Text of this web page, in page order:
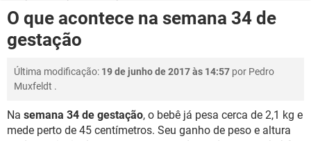
SAÚDE
FAMÍLIA
NUTRIÇÃO
BEM-ESTAR
O que acontece na semana 34 de
gestação
Última modificação: 19 de junho de 2017 às 14:57 por Pedro
Muxfeldt .
Na semana 34 de gestação, o bebê já pesa cerca de 2,1 kg e
mede perto de 45 centímetros. Seu ganho de peso e altura